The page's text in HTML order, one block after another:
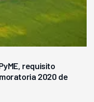
requisito
2020 de